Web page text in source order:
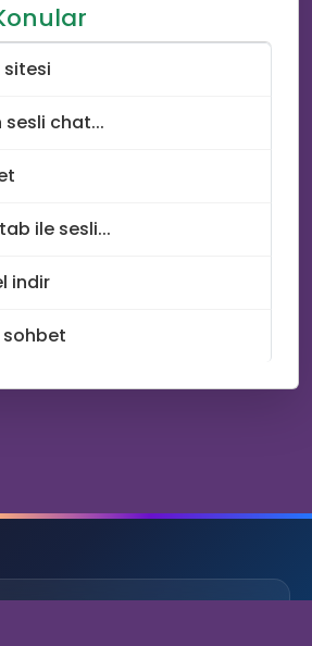
sitesi
sesli chat...
ile sesli...
indir
sohbet